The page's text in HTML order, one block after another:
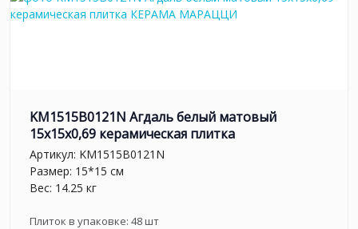
KM1515B0121N Агдаль белый матовый
15x15x0,69 керамическая плитка
Артикул: KM1515B0121N
Размер: 15*15 см
Вес: 14.25 кг
Плиток в упаковке: 48шт